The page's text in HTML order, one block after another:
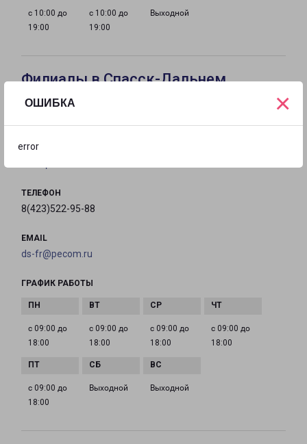
ОШИБКА
error
×
с 10:00 до
19:00
с 10:00 до
19:00
Выходной
Филиалы в Спасск-Дальнем
ТЕЛЕФОН
8(423)522-95-88
EMAIL
ds-fr@pecom.ru
ГРАФИК РАБОТЫ
с 09:00 до
18:00
с 09:00 до
18:00
с 09:00 до
18:00
с 09:00 до
18:00
с 09:00 до
18:00
Выходной Выходной